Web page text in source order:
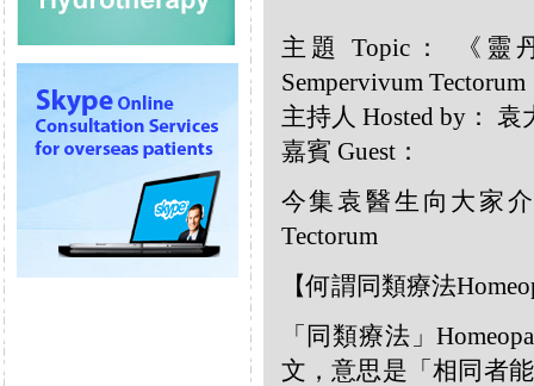
主題 Topic： 《靈
Sempervivum Tectorum
主持人 Hosted by：
嘉賓 Guest：
今集袁醫生向大家
Tectorum
【何謂同類療法
「同類療法」
文，意思是「相同者